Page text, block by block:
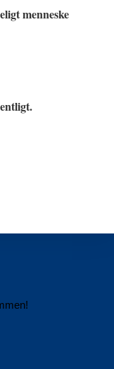
menneske